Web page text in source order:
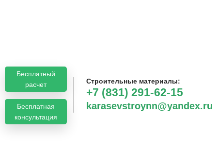
Бесплатный
расчет
Бесплатная
консультация
Строительные материалы:
+7 (831) 291-62-15
karasevstroynn@yandex.ru